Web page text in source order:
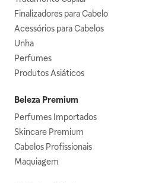
Finalizadores para Cabelo
Acessórios para Cabelos
Unha
Perfumes
Produtos Asiáticos
Beleza Premium
Perfumes Importados
Skincare Premium
Cabelos Profissionais
Maquiagem